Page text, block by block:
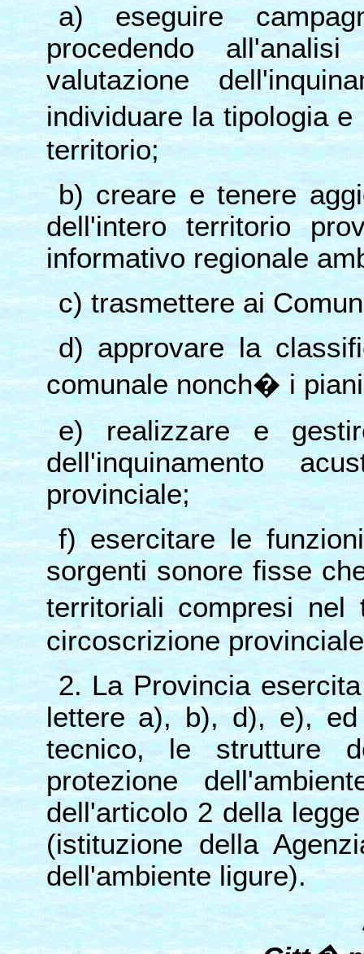
a) eseguire
procedendo
valutazione
individuare la tipologia
territorio;
b) creare e tenere
dell'intero territorio
informativo regionale
c) trasmettere ai
d) approvare la
comunale nonch� i
e) realizzare e
dell'inquinamento
provinciale;
f) esercitare le
sorgenti sonore fisse
territoriali compresi
circoscrizione
2. La Provincia
lettere a), b), d), e), ed
tecnico, le strutture
protezione
dell'articolo 2 della
(istituzione della
dell'ambiente ligure).